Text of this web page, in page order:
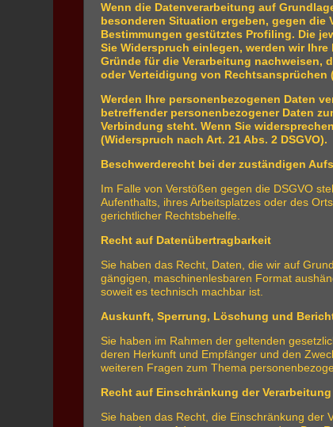
Wenn die Datenverarbeitung auf
besonderen Situation ergeben, gegen
Bestimmungen gestütztes Profiling. Die
Sie Widerspruch einlegen, werden wir
Gründe für die Verarbeitung nachweisen,
oder Verteidigung von Rechtsansprüchen
Werden Ihre personenbezogenen Daten
betreffender personenbezogener Daten
Verbindung steht. Wenn Sie
(Widerspruch nach Art. 21 Abs. 2 DSGVO).
Beschwerderecht bei der zuständigen
Im Falle von Verstößen gegen die DSGVO
Aufenthalts, ihres Arbeitsplatzes oder des
gerichtlicher Rechtsbehelfe.
Recht auf Datenübertragbarkeit
Sie haben das Recht, Daten, die wir auf
gängigen, maschinenlesbaren Format
soweit es technisch machbar ist.
Auskunft, Sperrung, Löschung und
Sie haben im Rahmen der geltenden
deren Herkunft und Empfänger und den
weiteren Fragen zum Thema
Recht auf Einschränkung der Verarbeitung
Sie haben das Recht, die Einschränkung der